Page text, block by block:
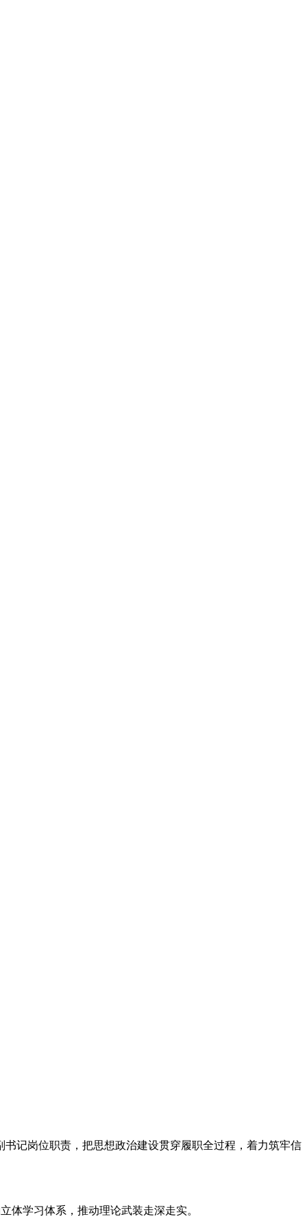
记岗位职责，把思想政治建设贯穿履职全过程，着力筑牢信
体学习体系，推动理论武装走深走实。